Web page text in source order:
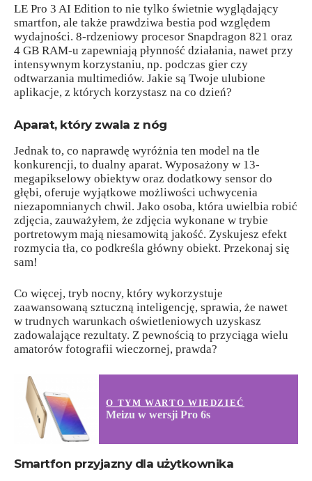
LE Pro 3 AI Edition to nie tylko świetnie wyglądający
smartfon, ale także prawdziwa bestia pod względem
wydajności. 8-rdzeniowy procesor Snapdragon 821 oraz
4 GB RAM-u zapewniają płynność działania, nawet przy
intensywnym korzystaniu, np. podczas gier czy
odtwarzania multimediów. Jakie są Twoje ulubione
aplikacje, z których korzystasz na co dzień?
Aparat, który zwala z nóg
Jednak to, co naprawdę wyróżnia ten model na tle
konkurencji, to dualny aparat. Wyposażony w 13-
megapikselowy obiektyw oraz dodatkowy sensor do
głębi, oferuje wyjątkowe możliwości uchwycenia
niezapomnianych chwil. Jako osoba, która uwielbia robić
zdjęcia, zauważyłem, że zdjęcia wykonane w trybie
portretowym mają niesamowitą jakość. Zyskujesz efekt
rozmycia tła, co podkreśla główny obiekt. Przekonaj się
sam!
Co więcej, tryb nocny, który wykorzystuje
zaawansowaną sztuczną inteligencję, sprawia, że nawet
w trudnych warunkach oświetleniowych uzyskasz
zadowalające rezultaty. Z pewnością to przyciąga wielu
amatorów fotografii wieczornej, prawda?
O TYM WARTO WIEDZIEĆ
Meizu w wersji Pro 6s
Smartfon przyjazny dla użytkownika